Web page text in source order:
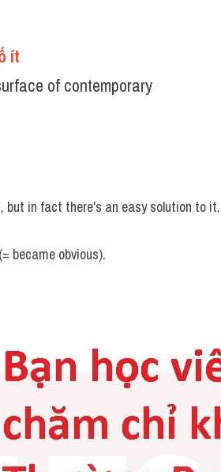
ít
of contemporary
but in fact there's an easy solution to it.
became obvious).